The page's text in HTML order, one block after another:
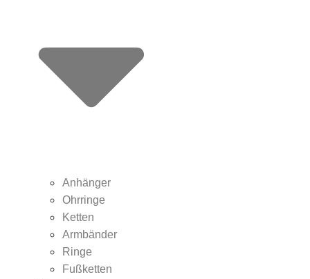
Anhänger
Ohrringe
Ketten
Armbänder
Ringe
Fußketten